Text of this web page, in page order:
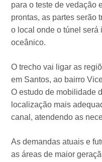
para o teste de vedação
prontas, as partes serão
o local onde o túnel
oceânico.
O trecho vai ligar as
em Santos, ao bairro
O estudo de mobilidade
localização mais
canal, atendendo as
As demandas atuais e
as áreas de maior